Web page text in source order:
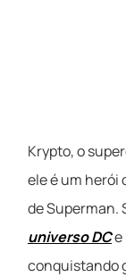
Krypto, o
ele é um herói
de Superman.
universo DCe
conquistando